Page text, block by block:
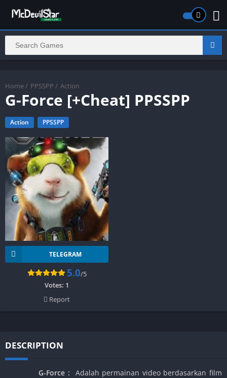
Home / PPSSPP / Action
G-Force [+Cheat] PPSSPP
Action PPSSPP
TELEGRAM
5.0/5
Votes: 1
Report
DESCRIPTION
G-Force : Adalah permainan video berdasarkan film